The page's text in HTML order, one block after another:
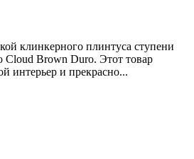
клинкерного плинтуса ступени
Cloud Brown Duro. Этот товар
интерьер и прекрасно...